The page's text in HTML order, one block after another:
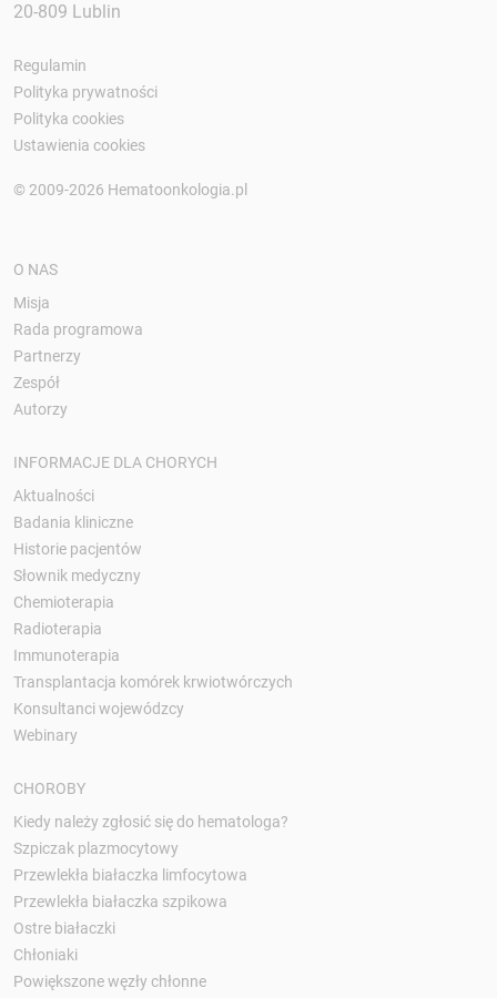
20-809 Lublin
Regulamin
Polityka prywatności
Polityka cookies
Ustawienia cookies
© 2009-2026 Hematoonkologia.pl
O NAS
Misja
Rada programowa
Partnerzy
Zespół
Autorzy
INFORMACJE DLA CHORYCH
Aktualności
Badania kliniczne
Historie pacjentów
Słownik medyczny
Chemioterapia
Radioterapia
Immunoterapia
Transplantacja komórek krwiotwórczych
Konsultanci wojewódzcy
Webinary
CHOROBY
Kiedy należy zgłosić się do hematologa?
Szpiczak plazmocytowy
Przewlekła białaczka limfocytowa
Przewlekła białaczka szpikowa
Ostre białaczki
Chłoniaki
Powiększone węzły chłonne